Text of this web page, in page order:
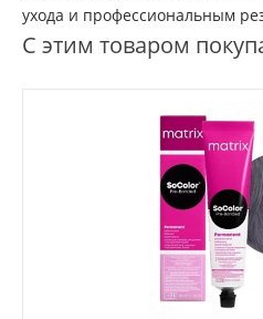
ухода и профессиональным
С этим товаром